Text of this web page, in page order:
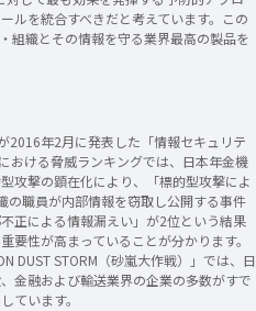
ルを統合すべきだと考えています。 この
組織とその情報を守る業界最高の製品を
2016年2月に発表した「情報セキュリテ
おける脅威ランキングでは、日本年金機
攻撃の顕在化により、「標的型攻撃によ
の職員が内部情報を窃取し公開する事件
正による情報漏えい」が2位という結果
要性が高まっていることが分かります。
DUST STORM（砂嵐大作戦）」では、日
金融および輸送業界の企業の多数がすで
ています。